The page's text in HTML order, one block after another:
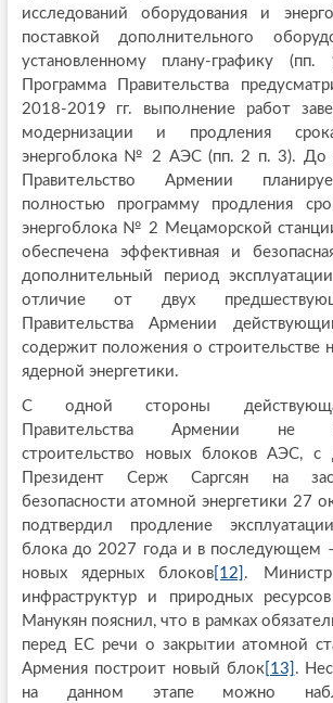
исследований оборудования и
поставкой дополнительного
установленному плану-графику
Программа Правительства
2018-2019 гг. выполнение работ
модернизации и продления
энергоблока № 2 АЭС (пп. 2 п. 3). До
Правительство Армении
полностью программу продления
энергоблока № 2 Мецаморской
обеспечена эффективная и
дополнительный период
отличие от двух
Правительства Армении
содержит положения о строительстве
ядерной энергетики.
С одной стороны
Правительства Армении не
строительство новых блоков АЭС, с
Президент Серж Саргсян на
безопасности атомной энергетики 27
подтвердил продление
блока до 2027 года и в последующем
новых ядерных блоков [12] . Министр
инфраструктур и природных
Манукян пояснил, что в рамках
перед ЕС речи о закрытии атомной
Армения построит новый блок[13] .
на данном этапе можно